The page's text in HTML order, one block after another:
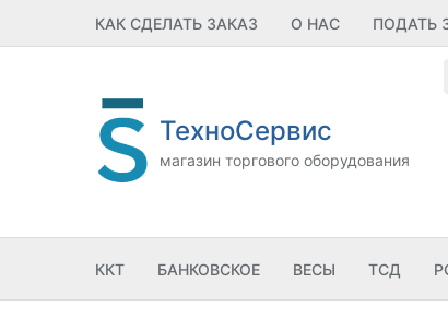
КАК СДЕЛАТЬ ЗАКАЗ О НАС ПОДАТЬ
ТехноСервис
магазин торгового оборудования
ККТ БАНКОВСКОЕ ВЕСЫ ТСД